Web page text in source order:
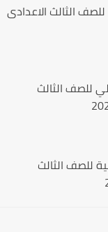
الثالث الاعدادى
الثالث
الثالث